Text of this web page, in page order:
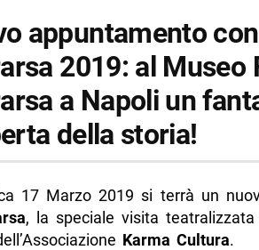
appuntamento
2019: al Museo
a Napoli un
della storia!
17 Marzo 2019 si terrà un
, la speciale visita
Karma Cultura.